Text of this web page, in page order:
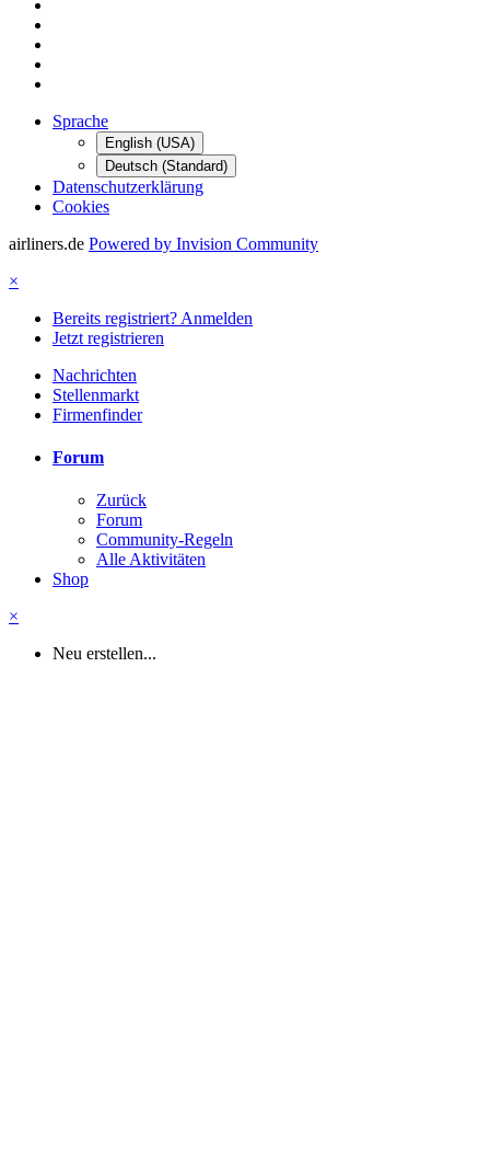
Sprache
English (USA)
Deutsch (Standard)
Datenschutzerklärung
Cookies
airliners.de Powered by Invision Community
×
Bereits registriert? Anmelden
Jetzt registrieren
Nachrichten
Stellenmarkt
Firmenfinder
Forum
Zurück
Forum
Community-Regeln
Alle Aktivitäten
Shop
×
Neu erstellen...